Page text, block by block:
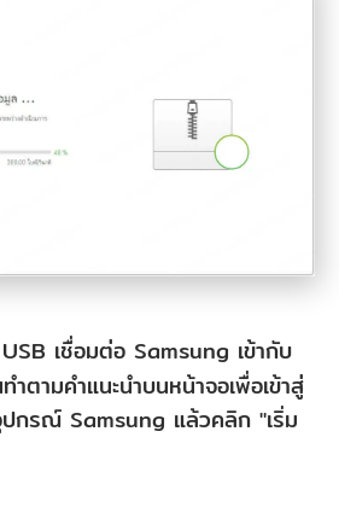
เชื่อมต่อ Samsung เข้ากับ
ตามคำแนะนำบนหน้าจอเพื่อเข้าสู่
ปกรณ์ Samsung แล้วคลิก "เริ่ม